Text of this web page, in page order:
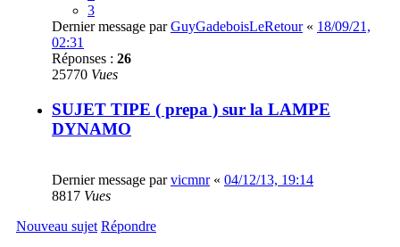
3
Dernier message parGuyGadeboisLeRetour« 18/09/21,
02:31
Réponses : 26
25770 Vues
SUJET TIPE ( prepa ) sur la LAMPE
DYNAMO
Dernier message parvicmnr« 04/12/13, 19:14
8817 Vues
Nouveau sujet Répondre